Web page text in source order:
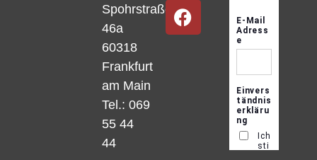
Spohrstraße
46a
60318
Frankfurt
am Main
Tel.: 069
55 44
44